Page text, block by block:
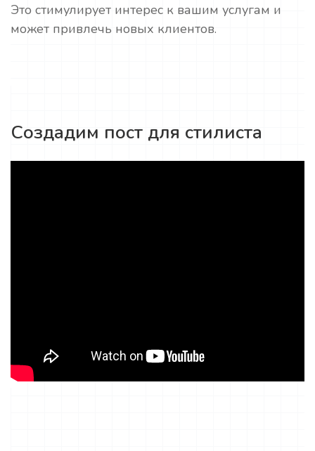
Это стимулирует интерес к вашим услугам и
может привлечь новых клиентов.
Создадим пост для стилиста